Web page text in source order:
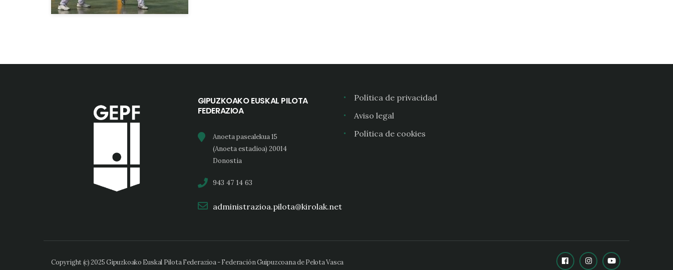
GIPUZKOAKO EUSKAL PILOTA
FEDERAZIOA
Anoeta pasealekua 15
(Anoeta estadioa) 20014
Donostia
943 47 14 63
administrazioa.pilota@kirolak.net
Política de privacidad
Aviso legal
Política de cookies
Copyright (c) 2025 Gipuzkoako Euskal Pilota Federazioa - Federación Guipuzcoana de Pelota Vasca